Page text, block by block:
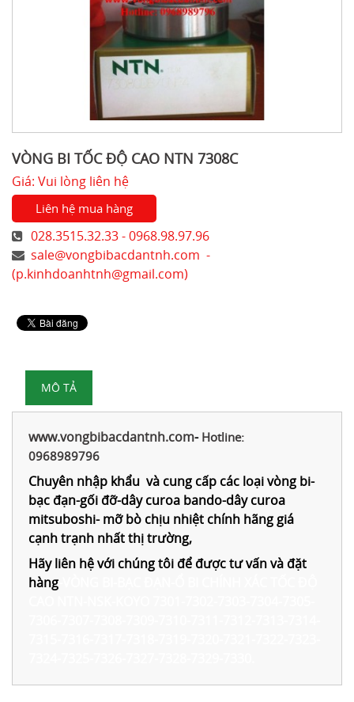
VÒNG BI TỐC ĐỘ CAO NTN 7308C
Giá: Vui lòng liên hệ
Liên hệ mua hàng
028.3515.32.33 - 0968.98.97.96
sale@vongbibacdantnh.com -
(p.kinhdoanhtnh@gmail.com)
MÔ TẢ
www.vongbibacdantnh.com- Hotline:
0968989796
Chuyên nhập khẩu và cung cấp các loại vòng bi-
bạc đạn-gối đỡ-dây curoa bando-dây curoa
mitsuboshi- mỡ bò chịu nhiệt chính hãng giá
cạnh trạnh nhất thị trường,
Hãy liên hệ với chúng tôi để được tư vấn và đặt
hàng